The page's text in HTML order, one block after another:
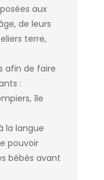
aux
de leurs
terre,
afin de faire
:
île
la langue
pouvoir
bébés avant